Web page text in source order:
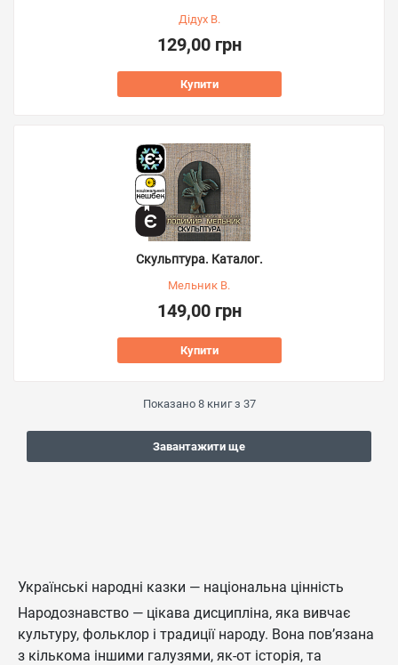
Дідух В.
129,00 грн
Купити
Скульптура. Каталог.
Мельник В.
149,00 грн
Купити
Показано 8книг з 37
Завантажити ще
Українські народні казки — національна цінність
Народознавство — цікава дисципліна, яка вивчає
культуру, фольклор і традиції народу. Вона пов’язана
з кількома іншими галузями, як-от історія, та